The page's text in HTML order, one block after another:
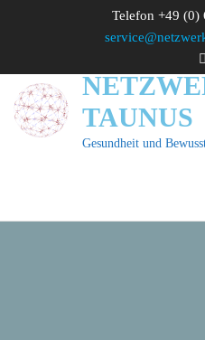
Telefon +49 (0)
TAUNUS
Gesundheit und